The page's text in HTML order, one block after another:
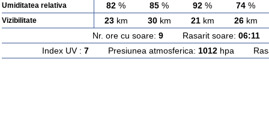
Umiditatea relativa 82 % 85 % 92 % 74 %
Vizibilitate 23km 30km 21km 26km
Nr. ore cu soare: 9 Rasarit soare: 06:11
Index UV : 7 Presiunea atmosferica: 1012 hpa